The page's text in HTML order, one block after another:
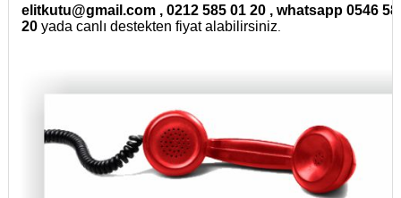
elitkutu@gmail.com , 0212 585 01 20 , whatsapp 0546
20yada canlı destekten fiyat alabilirsiniz